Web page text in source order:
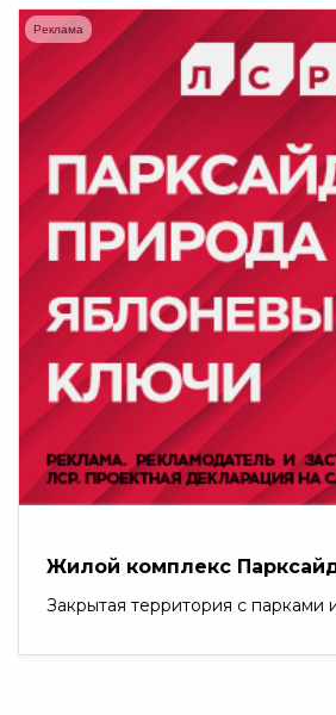
Жилой комплекс
Закрытая территория с парками
Реклама